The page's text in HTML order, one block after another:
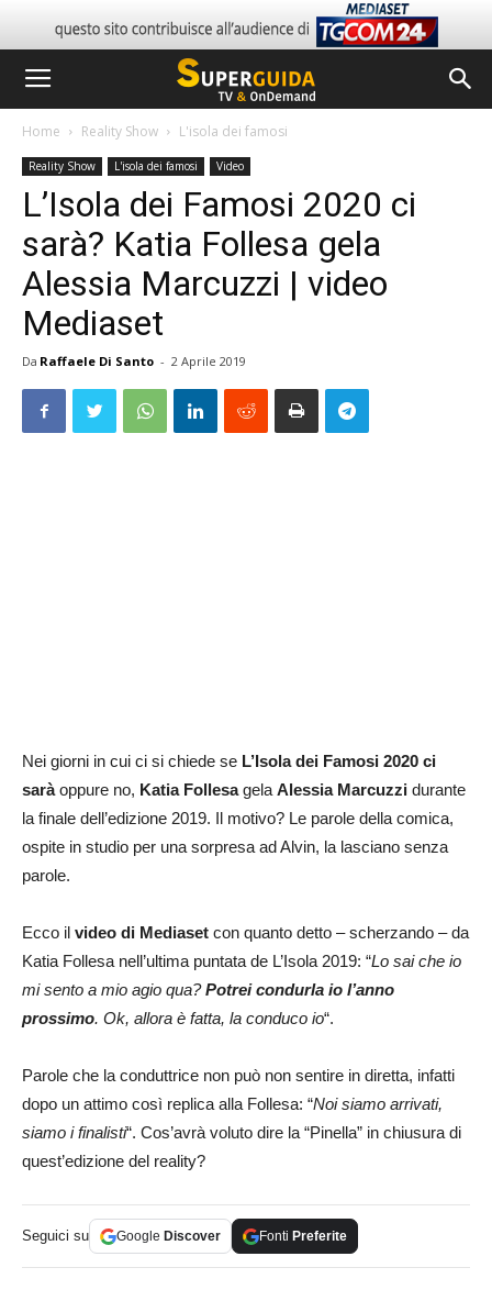
Home Reality Show L'isola dei famosi
Reality Show L'isola dei famosi Video
L’Isola dei Famosi 2020 ci
sarà? Katia Follesa gela
Alessia Marcuzzi | video
Mediaset
Da Raffaele Di Santo - 2 Aprile 2019
Nei giorni in cui ci si chiede se L’Isola dei Famosi 2020 ci
saràoppure no, Katia FollesagelaAlessia Marcuzzi durante
la finale dell’edizione 2019. Il motivo? Le parole della comica,
ospite in studio per una sorpresa ad Alvin, la lasciano senza
parole.
Ecco il video di Mediaset con quanto detto – scherzando – da
Katia Follesa nell’ultima puntata de L’Isola 2019: “Lo sai che io
mi sento a mio agio qua?Potrei condurla io l’anno
prossimo. Ok, allora è fatta, la conduco io“.
Parole che la conduttrice non può non sentire in diretta, infatti
dopo un attimo così replica alla Follesa: “Noi siamo arrivati,
siamo i finalisti“. Cos’avrà voluto dire la “Pinella” in chiusura di
quest’edizione del reality?
Seguici su Google Discover Fonti Preferite